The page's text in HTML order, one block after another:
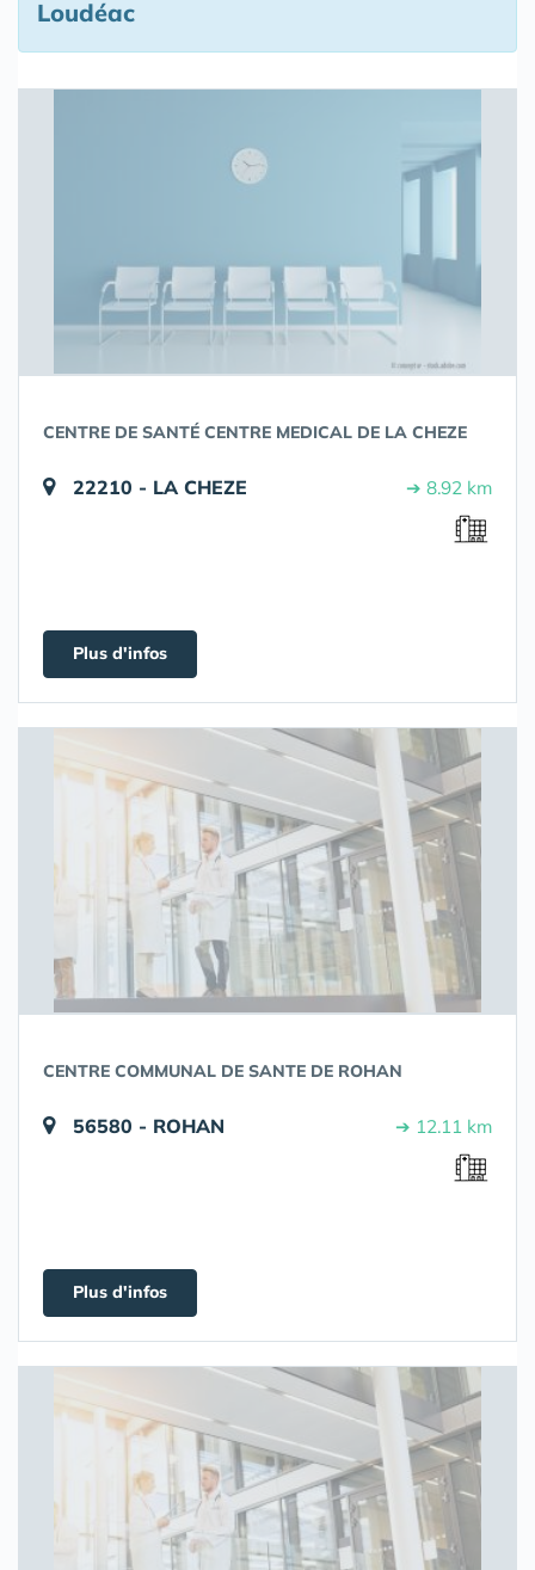
Loudéac
CENTRE DE SANTÉ CENTRE MEDICAL DE LA CHEZE
22210 - LA CHEZE ➔ 8.92 km
Plus d'infos
CENTRE COMMUNAL DE SANTE DE ROHAN
56580 - ROHAN ➔ 12.11 km
Plus d'infos